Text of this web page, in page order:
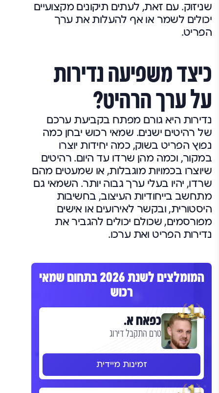
שניזוק. עם זאת, לעתים תיקונים מקצועיים
יכולים לשמר או אף להעלות את ערך
הפריט.
כיצד משפיעה נדירות
על ערך הרהיט?
נדירות היא גורם מפתח בקביעת ערכם
של רהיטים ישנים. שמאי רכוש יבחן כמה
נפוץ הפריט בשוק, כמה יחידות יוצרו
במקור, וכמה מהן שרדו עד היום. רהיטים
שיוצרו בכמויות מוגבלות, או שמעטים מהם
שרדו, יהיו בעלי ערך גבוה יותר. השמאי גם
מתחשב בייחודיות העיצוב, בחשיבות
היסטורית, ובקשר לאירועים או אישים
מפורסמים, שכולם יכולים להגביר את
נדירות הפריט ואת ערכו.
המומלצים לשנת 2026 בתחום שמאי
רכוש
כפאח א.
טרם התקבל דירוג
זמינות מיידית